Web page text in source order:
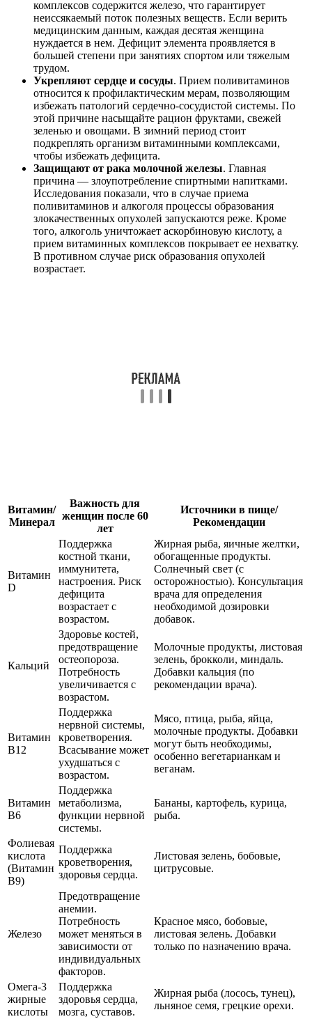
комплексов содержится железо, что гарантирует
неиссякаемый поток полезных веществ. Если верить
медицинским данным, каждая десятая женщина
нуждается в нем. Дефицит элемента проявляется в
большей степени при занятиях спортом или тяжелым
трудом.
Укрепляют сердце и сосуды. Прием поливитаминов
относится к профилактическим мерам, позволяющим
избежать патологий сердечно-сосудистой системы. По
этой причине насыщайте рацион фруктами, свежей
зеленью и овощами. В зимний период стоит
подкреплять организм витаминными комплексами,
чтобы избежать дефицита.
Защищают от рака молочной железы. Главная
причина — злоупотребление спиртными напитками.
Исследования показали, что в случае приема
поливитаминов и алкоголя процессы образования
злокачественных опухолей запускаются реже. Кроме
того, алкоголь уничтожает аскорбиновую кислоту, а
прием витаминных комплексов покрывает ее нехватку.
В противном случае риск образования опухолей
возрастает.
Витамин/
Минерал
Важность для
женщин после 60
лет
Источники в пище/
Рекомендации
Витамин
D
Поддержка
костной ткани,
иммунитета,
настроения. Риск
дефицита
возрастает с
возрастом.
Жирная рыба, яичные желтки,
обогащенные продукты.
Солнечный свет (с
осторожностью). Консультация
врача для определения
необходимой дозировки
добавок.
Кальций
Здоровье костей,
предотвращение
остеопороза.
Потребность
увеличивается с
возрастом.
Молочные продукты, листовая
зелень, брокколи, миндаль.
Добавки кальция (по
рекомендации врача).
Витамин
B12
Поддержка
нервной системы,
кроветворения.
Всасывание может
ухудшаться с
возрастом.
Мясо, птица, рыба, яйца,
молочные продукты. Добавки
могут быть необходимы,
особенно вегетарианкам и
веганам.
Витамин
B6
Поддержка
метаболизма,
функции нервной
системы.
Бананы, картофель, курица,
рыба.
Фолиевая
кислота
(Витамин
B9)
Поддержка
кроветворения,
здоровья сердца.
Листовая зелень, бобовые,
цитрусовые.
Железо
Предотвращение
анемии.
Потребность
может меняться в
зависимости от
индивидуальных
факторов.
Красное мясо, бобовые,
листовая зелень. Добавки
только по назначению врача.
Омега-3
жирные
кислоты
Поддержка
здоровья сердца,
мозга, суставов.
Жирная рыба (лосось, тунец),
льняное семя, грецкие орехи.